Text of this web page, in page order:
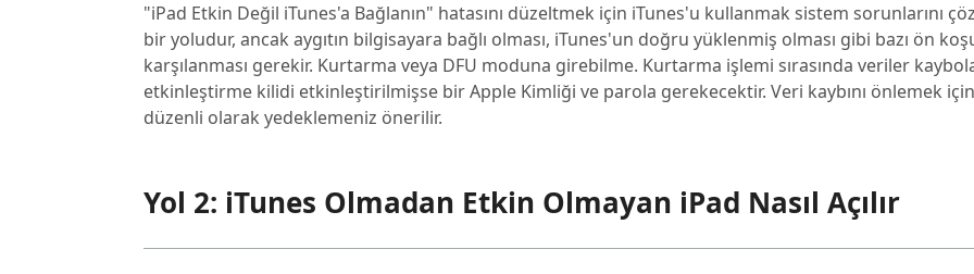
"iPad Etkin Değil iTunes'a Bağlanın" hatasını düzeltmek için iTunes'u kullanmak sistem sorunlarını
bir yoludur, ancak aygıtın bilgisayara bağlı olması, iTunes'un doğru yüklenmiş olması gibi bazı ön
karşılanması gerekir. Kurtarma veya DFU moduna girebilme. Kurtarma işlemi sırasında veriler
etkinleştirme kilidi etkinleştirilmişse bir Apple Kimliği ve parola gerekecektir. Veri kaybını önlemek
düzenli olarak yedeklemeniz önerilir.
Yol 2: iTunes Olmadan Etkin Olmayan iPad Nasıl Açılır